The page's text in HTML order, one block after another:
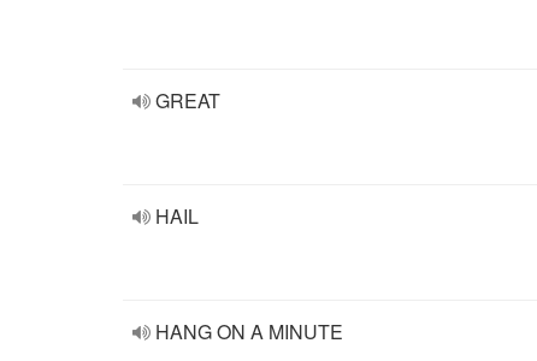
GREAT
HAIL
HANG ON A MINUTE